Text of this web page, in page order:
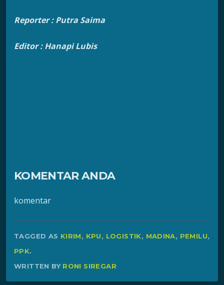
Reporter : Putra Saima
Editor : Hanapi Lubis
KOMENTAR ANDA
komentar
TAGGED AS KIRIM, KPU, LOGISTIK, MADINA, PEMILU,
PPK.
WRITTEN BY RONI SIREGAR